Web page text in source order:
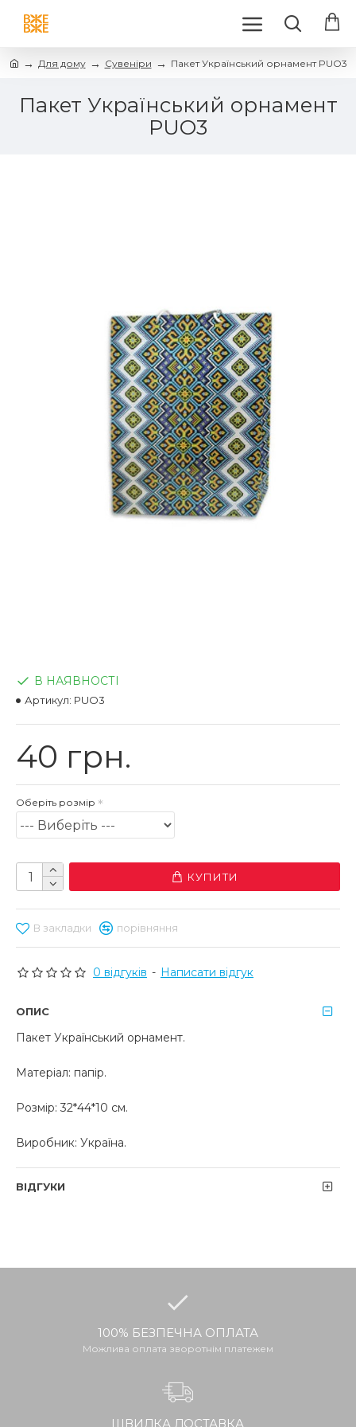
Для дому Сувеніри Пакет Український орнамент PUO3
Пакет Український орнамент
PUO3
0 відгуків - Написати відгук
40 грн.
В НАЯВНОСТІ
Артикул: PUO3
Оберіть розмір
КУПИТИ
В закладки порівняння
ОПИС
Пакет Український орнамент.
Матеріал: папір.
Розмір: 32*44*10 см.
Виробник: Україна.
ВІДГУКИ
100% БЕЗПЕЧНА ОПЛАТА
Можлива оплата зворотнім платежем
ШВИДКА ДОСТАВКА